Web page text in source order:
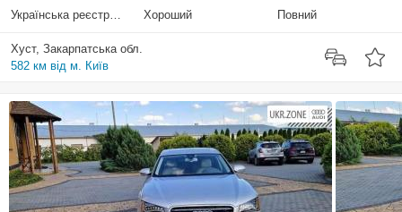
Українська реєстрація
Хороший Повний
Хуст, Закарпатська обл.
582 км від м. Київ